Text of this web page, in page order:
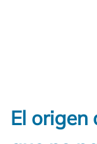
El origen